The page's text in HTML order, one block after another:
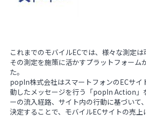
これまでのモバイルECでは、様々な測定は
その測定を施策に活かすプラットフォーム
た。
popIn株式会社はスマートフォンのECサイ
動したメッセージを行う「popIn Action」
ーの流入経路、サイト内の行動に基づいて
決定することで、モバイルECサイトの売上